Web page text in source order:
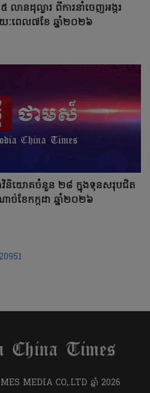
ានដុល្លារ ពីការនាំចេញអង្ករ
ពេល៧ខែ ឆ្នាំ២០២៦
វិនិយោគចំនួន ២៨ ក្នុងទុនសរុបជិត
ខែកក្កដា ឆ្នាំ២០២៦
MEDIA CO,.LTD ឆ្នាំ​ 2026